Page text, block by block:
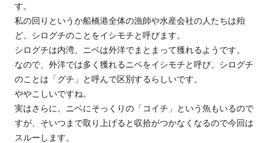
す。
私の回りというか船橋港全体の漁師や水産会社の人たちは殆
ど、シログチのことをイシモチと呼びます。
シログチは内湾、ニベは外洋でまとまって獲れるようです。
なので、外洋では多く獲れるニベをイシモチと呼び、シログチ
のことは「グチ」と呼んで区別するらしいです。
ややこしいですね。
実はさらに、ニベにそっくりの「コイチ」という魚もいるので
すが、そいつまで取り上げると収拾がつかなくなるので今回は
スルーします。